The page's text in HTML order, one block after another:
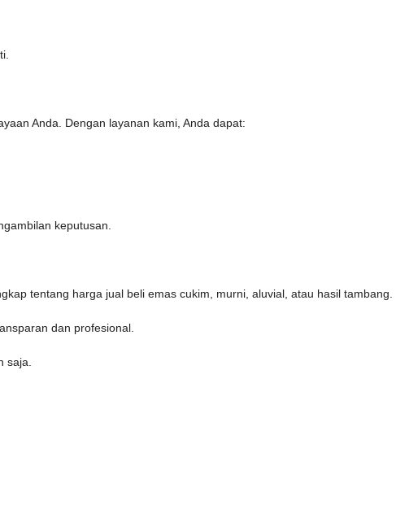
Anda. Dengan layanan kami, Anda dapat:
keputusan.
tentang harga jual beli emas cukim, murni, aluvial, atau hasil tambang.
dan profesional.
saja.